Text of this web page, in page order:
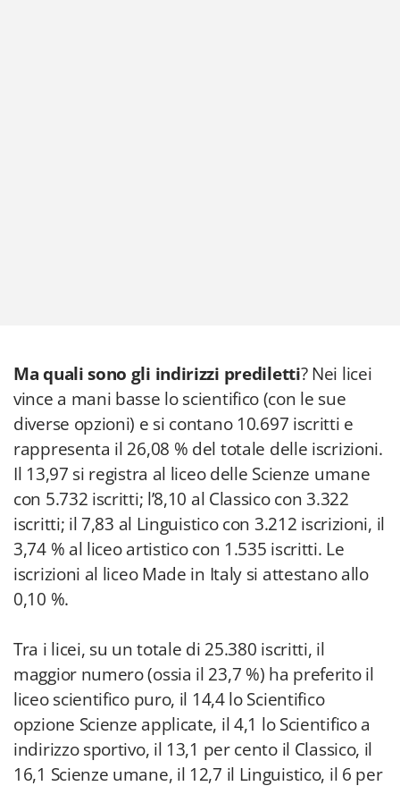
Ma quali sono gli indirizzi prediletti? Nei licei
vince a mani basse lo scientifico (con le sue
diverse opzioni) e si contano 10.697 iscritti e
rappresenta il 26,08 % del totale delle iscrizioni.
Il 13,97 si registra al liceo delle Scienze umane
con 5.732 iscritti; l’8,10 al Classico con 3.322
iscritti; il 7,83 al Linguistico con 3.212 iscrizioni, il
3,74 % al liceo artistico con 1.535 iscritti. Le
iscrizioni al liceo Made in Italy si attestano allo
0,10 %.
Tra i licei, su un totale di 25.380 iscritti, il
maggior numero (ossia il 23,7 %) ha preferito il
liceo scientifico puro, il 14,4 lo Scientifico
opzione Scienze applicate, il 4,1 lo Scientifico a
indirizzo sportivo, il 13,1 per cento il Classico, il
16,1 Scienze umane, il 12,7 il Linguistico, il 6 per